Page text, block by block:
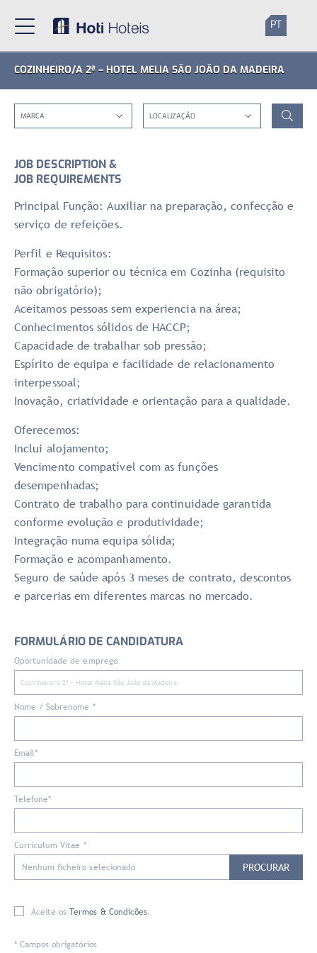
PT
COZINHEIRO/A 2ª – HOTEL MELIA SÃO JOÃO DA MADEIRA
JOB DESCRIPTION &
JOB REQUIREMENTS
Principal Função: Auxiliar na preparação, confecção e
serviço de refeições.
Perfil e Requisitos:
Formação superior ou técnica em Cozinha (requisito
não obrigatório);
Aceitamos pessoas sem experiencia na área;
Conhecimentos sólidos de HACCP;
Capacidade de trabalhar sob pressão;
Espírito de equipa e facilidade de relacionamento
interpessoal;
Inovação, criatividade e orientação para a qualidade.
Oferecemos:
Inclui alojamento;
Vencimento compatível com as funções
desempenhadas;
Contrato de trabalho para continuidade garantida
conforme evolução e produtividade;
Integração numa equipa sólida;
Formação e acompanhamento.
Seguro de saúde após 3 meses de contrato, descontos
e parcerias em diferentes marcas no mercado.
FORMULÁRIO DE CANDIDATURA
Oportunidade de emprego
Nome / Sobrenome *
Email*
Telefone*
Curriculum Vitae *
Nenhum ficheiro selecionado PROCURAR
Aceite osTermos & Condicões.
* Campos obrigatórios